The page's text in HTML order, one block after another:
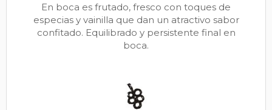
En boca es frutado, fresco con toques de
especias y vainilla que dan un atractivo sabor
confitado. Equilibrado y persistente final en
boca.